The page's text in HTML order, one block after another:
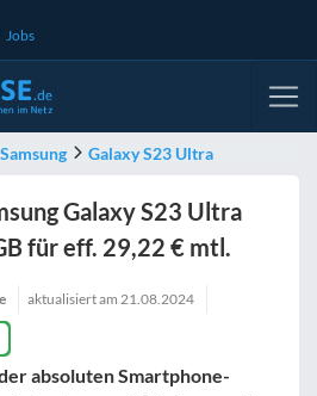
Jobs
Samsung Galaxy S23 Ultra
Galaxy S23 Ultra
für eff. 29,22 € mtl.
aktualisiert am21.08.2024
absoluten Smartphone-